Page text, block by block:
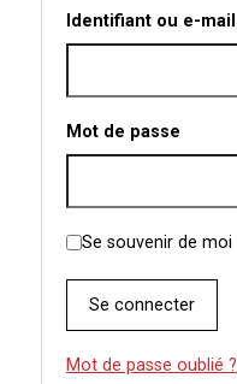
Identifiant ou e-mail
Mot de passe
Se souvenir de moi
Mot de passe oublié ?